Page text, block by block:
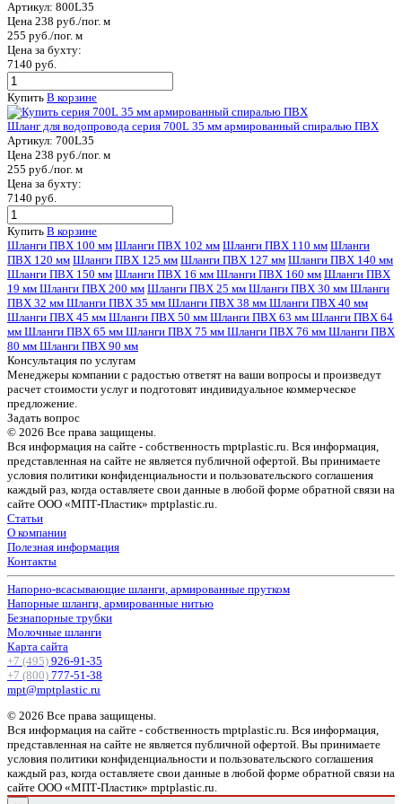
Артикул: 800L35
Цена 238 руб./пог. м
255 руб./пог. м
Цена за бухту:
7140 руб.
Купить В корзине
Шланг для водопровода серия 700L 35 мм армированный спиралью ПВХ
Артикул: 700L35
Цена 238 руб./пог. м
255 руб./пог. м
Цена за бухту:
7140 руб.
Купить В корзине
Шланги ПВХ 100 мм Шланги ПВХ 102 мм Шланги ПВХ 110 мм Шланги
ПВХ 120 мм Шланги ПВХ 125 мм Шланги ПВХ 127 мм Шланги ПВХ 140 мм
Шланги ПВХ 150 мм Шланги ПВХ 16 мм Шланги ПВХ 160 мм Шланги ПВХ
19 мм Шланги ПВХ 200 мм Шланги ПВХ 25 мм Шланги ПВХ 30 мм Шланги
ПВХ 32 мм Шланги ПВХ 35 мм Шланги ПВХ 38 мм Шланги ПВХ 40 мм
Шланги ПВХ 45 мм Шланги ПВХ 50 мм Шланги ПВХ 63 мм Шланги ПВХ 64
мм Шланги ПВХ 65 мм Шланги ПВХ 75 мм Шланги ПВХ 76 мм Шланги ПВХ
80 мм Шланги ПВХ 90 мм
Консультация по услугам
Менеджеры компании с радостью ответят на ваши вопросы и произведут
расчет стоимости услуг и подготовят индивидуальное коммерческое
предложение.
Задать вопрос
© 2026 Все права защищены.
Вся информация на сайте - собственность mptplastic.ru. Вся информация,
представленная на сайте не является публичной офертой. Вы принимаете
условия политики конфиденциальности и пользовательского соглашения
каждый раз, когда оставляете свои данные в любой форме обратной связи на
сайте ООО «МПТ-Пластик» mptplastic.ru.
Статьи
О компании
Полезная информация
Контакты
Напорно-всасывающие шланги, армированные прутком
Напорные шланги, армированные нитью
Безнапорные трубки
Молочные шланги
Карта сайта
+7 (495) 926-91-35
+7 (800) 777-51-38
mpt@mptplastic.ru
© 2026 Все права защищены.
Вся информация на сайте - собственность mptplastic.ru. Вся информация,
представленная на сайте не является публичной офертой. Вы принимаете
условия политики конфиденциальности и пользовательского соглашения
каждый раз, когда оставляете свои данные в любой форме обратной связи на
сайте ООО «МПТ-Пластик» mptplastic.ru.